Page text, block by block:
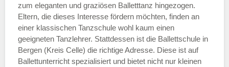
Freitag
—
zum eleganten und graziösen Balletttanz hingezogen.
Eltern, die dieses Interesse fördern möchten, finden an
einer klassischen Tanzschule wohl kaum einen
geeigneten Tanzlehrer. Stattdessen ist die Ballettschule in
Bergen (Kreis Celle) die richtige Adresse. Diese ist auf
Ballettunterricht spezialisiert und bietet nicht nur kleinen